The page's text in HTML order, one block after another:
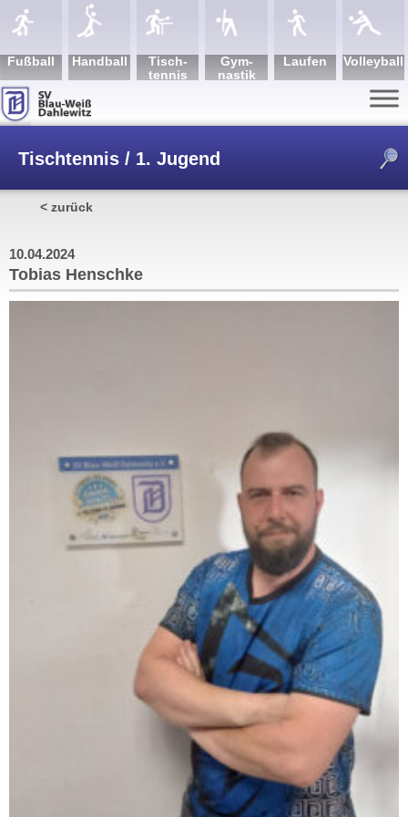
Fuß­ball Hand­ball
Tisch­
tennis
Gym­
nastik
Lau­fen Volley­ball
Tischtennis / 1. Jugend
< zurück
10.04.2024
Tobias Henschke